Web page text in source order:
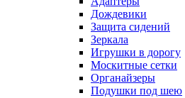
Дождевики
Защита сидений
Зеркала
Игрушки в дорогу
Москитные сетки
Органайзеры
Подушки под шею